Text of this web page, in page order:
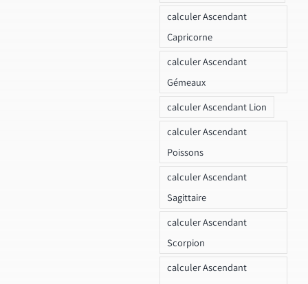
calculer Ascendant
Capricorne
calculer Ascendant
Gémeaux
calculer Ascendant Lion
calculer Ascendant
Poissons
calculer Ascendant
Sagittaire
calculer Ascendant
Scorpion
calculer Ascendant